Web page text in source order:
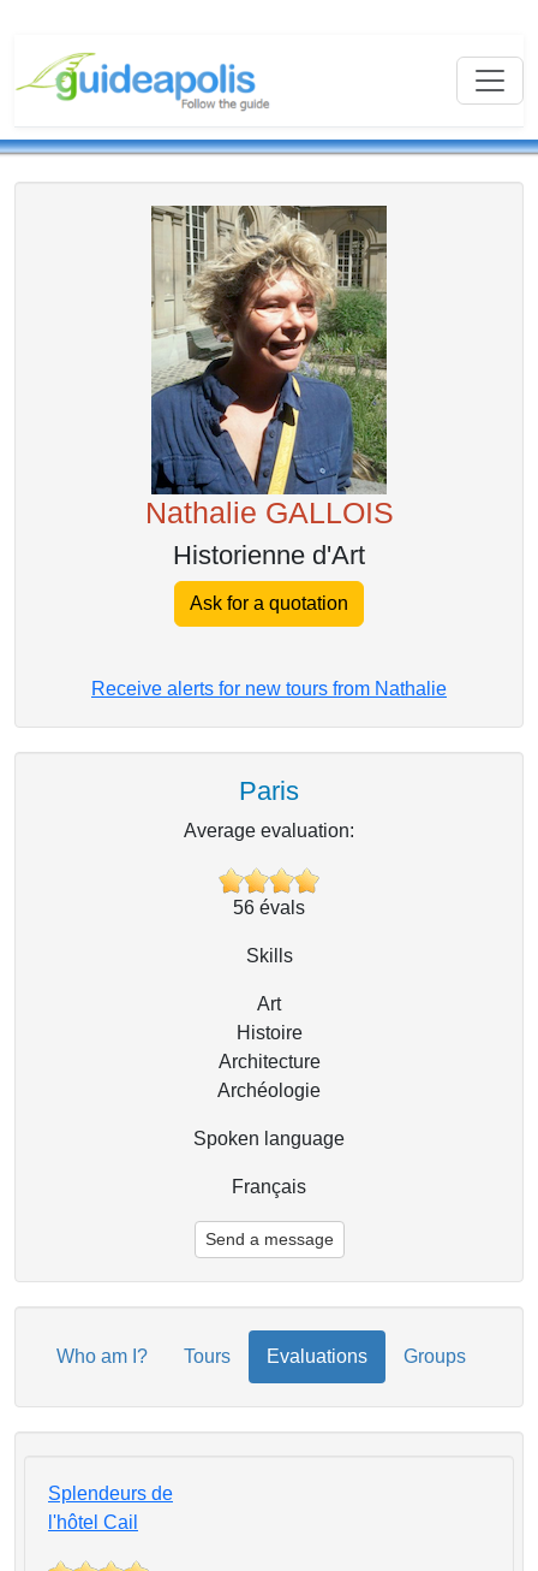
Nathalie GALLOIS
Historienne d'Art
Ask for a quotation
Receive alerts for new tours from Nathalie
Paris
Average evaluation:
56 évals
Skills
Art
Histoire
Architecture
Archéologie
Spoken language
Français
Send a message
Who am I? Tours Evaluations Groups
Splendeurs de
l'hôtel Cail